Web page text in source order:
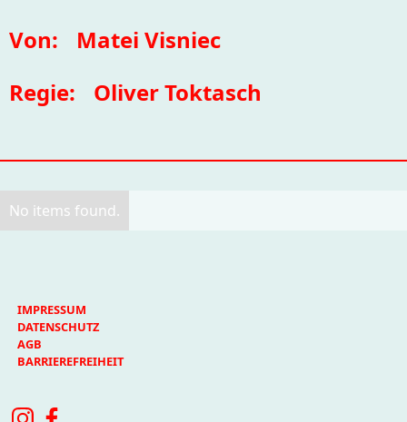
Von:
Matei Visniec
Regie:
Oliver Toktasch
No items found.
IMPRESSUM
DATENSCHUTZ
AGB
BARRIEREFREIHEIT